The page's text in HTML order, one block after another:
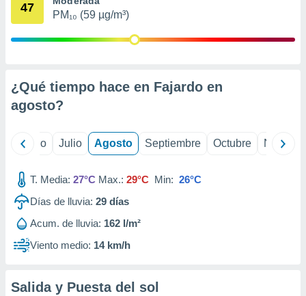
publicidad
1199
47
PM₁₀ (59 µg/m³)
¿Qué tiempo hace en Fajardo en
agosto?
Junio Julio Agosto Septiembre Octubre
T. Media: 27°C Max.: 29°C Min: 26°C
Días de lluvia: 29 días
Acum. de lluvia: 162 l/m²
Viento medio: 14 km/h
Salida y Puesta del sol